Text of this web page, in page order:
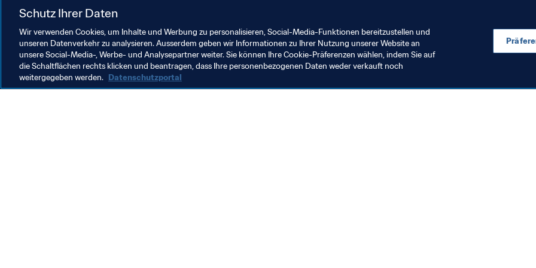
Wer soll Ihrer Meinung nach gewinnen? Diskutieren Sie mit unter dem Hashtag
#TheBest.
Schutz Ihrer Daten
Wir verwenden Cookies, um Inhalte und Werbung zu personalisieren, Social-Media-Funktionen bereitzustellen und
unseren Datenverkehr zu analysieren. Ausserdem geben wir Informationen zu Ihrer Nutzung unserer Website an
unsere Social-Media-, Werbe- und Analysepartner weiter. Sie können Ihre Cookie-Präferenzen wählen, indem Sie auf
die Schaltflächen rechts klicken und beantragen, dass Ihre personenbezogenen Daten weder verkauft noch
weitergegeben werden. Datenschutzportal